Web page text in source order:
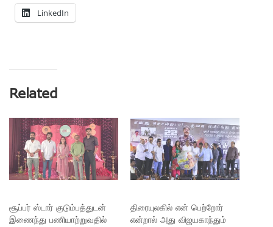
LinkedIn
Related
சூப்பர் ஸ்டார் குடும்பத்துடன்
இணைந்து பணியாற்றுவதில்
திரையுலகில் என் பெற்றோர்
என்றால் அது விஜயகாந்தும்